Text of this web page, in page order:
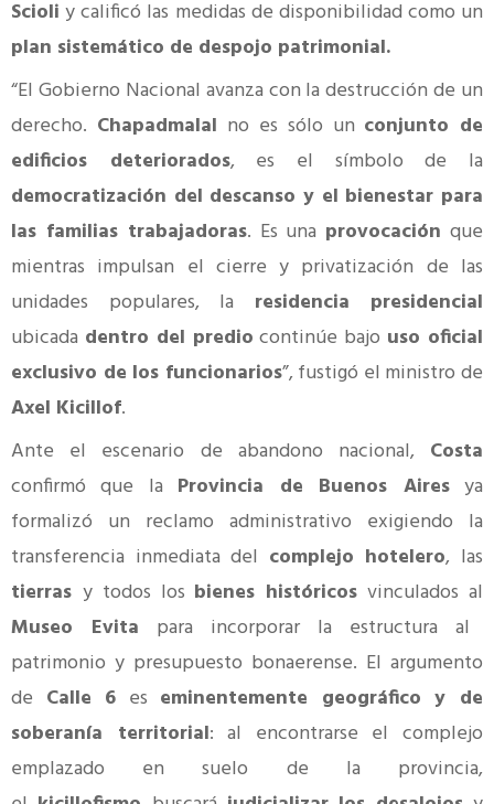
Scioli y calificó las medidas de disponibilidad como un
plan sistemático de despojo patrimonial.
“El Gobierno Nacional avanza con la destrucción de un
derecho. Chapadmalal no es sólo un conjunto de
edificios deteriorados, es el símbolo de la
democratización del descanso y el bienestar para
las familias trabajadoras. Es una provocación que
mientras impulsan el cierre y privatización de las
unidades populares, la residencia presidencial
ubicada dentro del predio continúe bajo uso oficial
exclusivo de los funcionarios”, fustigó el ministro de
Axel Kicillof.
Ante el escenario de abandono nacional, Costa
confirmó que la Provincia de Buenos Airesya
formalizó un reclamo administrativo exigiendo la
transferencia inmediata del complejo hotelero, las
tierras y todos los bienes históricos vinculados al
Museo Evita para incorporar la estructura al
patrimonio y presupuesto bonaerense. El argumento
de Calle 6 es eminentemente geográfico y de
soberanía territorial: al encontrarse el complejo
emplazado en suelo de la provincia,